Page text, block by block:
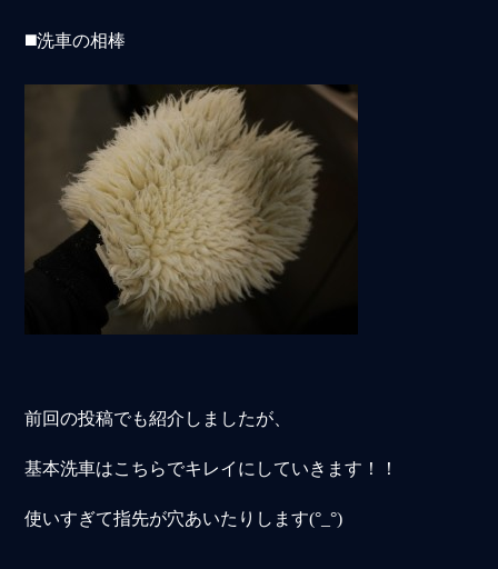
◼️洗車の相棒
前回の投稿でも紹介しましたが、
基本洗車はこちらでキレイにしていきます！！
使いすぎて指先が穴あいたりします(°_°)